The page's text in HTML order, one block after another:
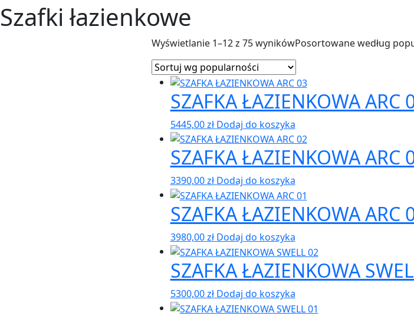
Szafki łazienkowe
Wyświetlanie 1–12 z 75 wynikówPosortowane według
SZAFKA ŁAZIENKOWA ARC
5445,00zł Dodaj do koszyka
SZAFKA ŁAZIENKOWA ARC
3390,00zł Dodaj do koszyka
SZAFKA ŁAZIENKOWA ARC
3980,00zł Dodaj do koszyka
SZAFKA ŁAZIENKOWA
5300,00zł Dodaj do koszyka